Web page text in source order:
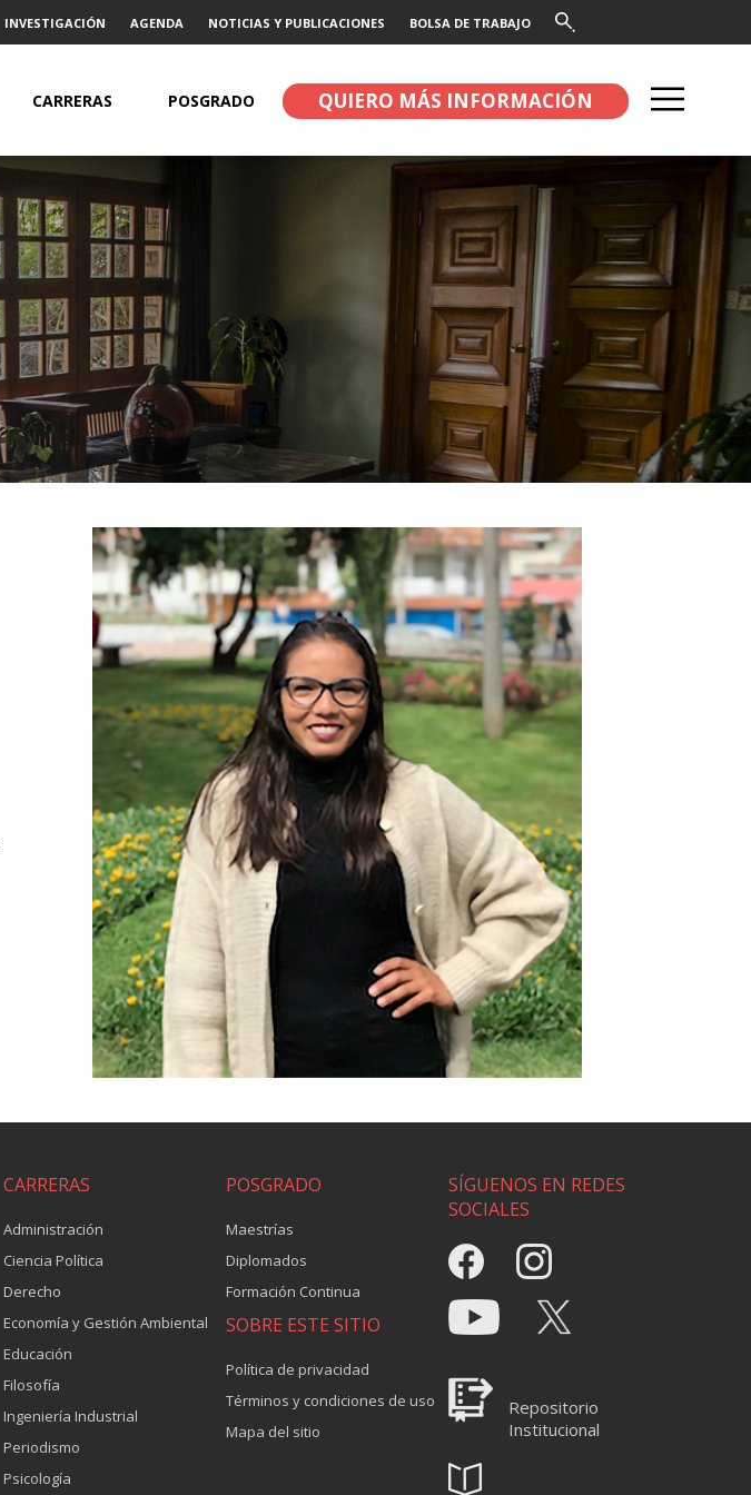
INVESTIGACIÓN AGENDA NOTICIAS Y PUBLICACIONES BOLSA DE TRABAJO
CARRERAS POSGRADO QUIERO MÁS INFORMACIÓN
CARRERAS
Administración
Ciencia Política
Derecho
Economía y Gestión Ambiental
Educación
Filosofía
Ingeniería Industrial
Periodismo
Psicología
POSGRADO
Maestrías
Diplomados
Formación Continua
SOBRE ESTE SITIO
Política de privacidad
Términos y condiciones de uso
Mapa del sitio
SÍGUENOS EN REDES
SOCIALES
Repositorio
Institucional